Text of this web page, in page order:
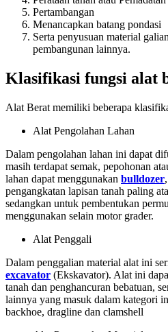
Pertambangan
Menancapkan batang pondasi
Serta penyusuan material
pembangunan lainnya.
Klasifikasi fungsi alat
Alat Berat memiliki beberapa
Alat Pengolahan Lahan
Dalam pengolahan lahan ini dapat
masih terdapat semak, pepohonan
lahan dapat menggunakan bulldozer
pengangkatan lapisan tanah paling
sedangkan untuk pembentukan
menggunakan selain motor grader.
Alat Penggali
Dalam penggalian material alat ini
excavator (Ekskavator). Alat ini
tanah dan penghancuran bebatuan,
lainnya yang masuk dalam kategori
backhoe, dragline dan clamshell